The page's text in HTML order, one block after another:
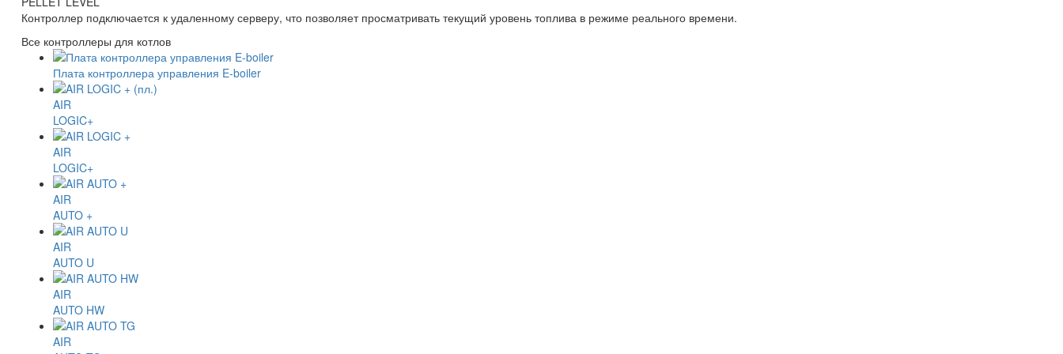
Контроллер подключается к удаленному серверу, что позволяет просматривать текущий уровень топлива в режиме реального времени.
Все контроллеры для котлов
Плата контроллера управления E-boiler
AIR
LOGIC+
AIR
LOGIC+
AIR
AUTO +
AIR
AUTO U
AIR
AUTO HW
AIR